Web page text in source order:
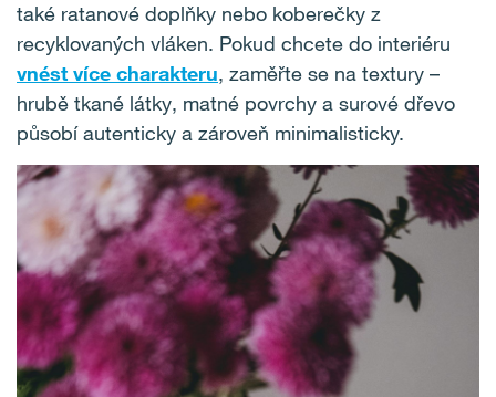
také ratanové doplňky nebo koberečky z
recyklovaných vláken. Pokud chcete do interiéru
vnést více charakteru, zaměřte se na textury –
hrubě tkané látky, matné povrchy a surové dřevo
působí autenticky a zároveň minimalisticky.